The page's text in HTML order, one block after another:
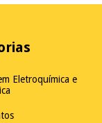
Eletroquímica e